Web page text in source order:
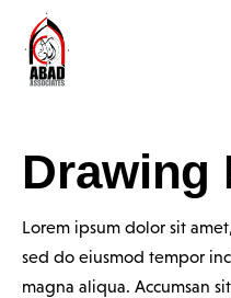
Drawing
Lorem ipsum dolor sit
sed do eiusmod tempor
magna aliqua. Accumsan